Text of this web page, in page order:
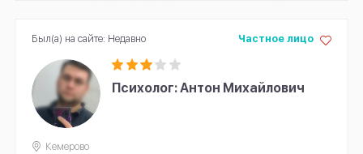
Психолог: Антон Михайлович
Частное лицо
Кемерово
Был(а) на сайте: Недавно